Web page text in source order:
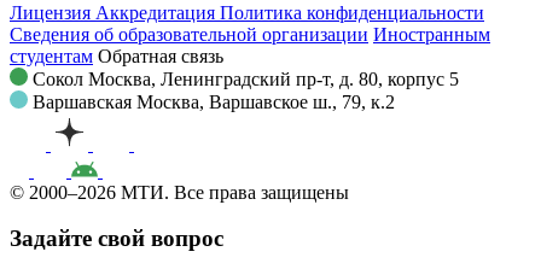
Лицензия Аккредитация Политика конфиденциальности
Сведения об образовательной организации Иностранным
студентам Обратная связь
Сокол Москва, Ленинградский пр-т, д. 80, корпус 5
Варшавская Москва, Варшавское ш., 79, к.2
© 2000–2026 МТИ. Все права защищены
Задайте свой вопрос